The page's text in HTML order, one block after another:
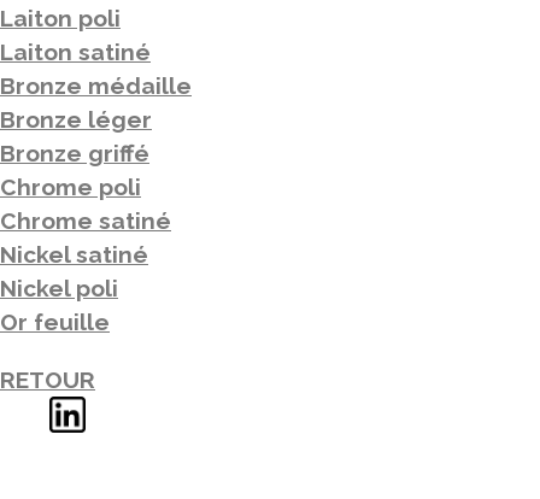
Laiton poli
Laiton satiné
Bronze médaille
Bronze léger
Bronze griffé
Chrome poli
Chrome satiné
Nickel satiné
Nickel poli
Or feuille
RETOUR